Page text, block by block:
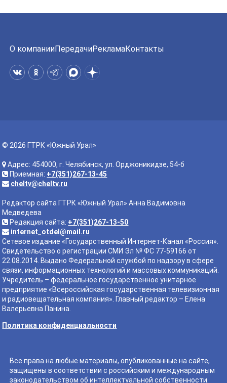
О компанииПередачиРекламаКонтакты
© 2026 ГТРК «Южный Урал»
Адрес: 454000, г. Челябинск, ул. Орджоникидзе, 54-б
Приемная: +7(351)267-13-45
cheltv@cheltv.ru
Редактор сайта ГТРК «Южный Урал» Анна Вадимовна
Медведева
Редакция сайта: +7(351)267-13-50
internet_otdel@mail.ru
Сетевое издание «Государственный Интернет-Канал «Россия».
Свидетельство о регистрации СМИ Эл № ФС 77-59166 от
22.08.2014. Выдано Федеральной службой по надзору в сфере
связи, информационных технологий и массовых коммуникаций.
Учредитель – федеральное государственное унитарное
предприятие «Всероссийская государственная телевизионная
и радиовещательная компания». Главный редактор – Елена
Валерьевна Панина.
Политика конфиденциальности
Все права на любые материалы, опубликованные на сайте,
защищены в соответствии с российским и международным
законодательством об интеллектуальной собственности.